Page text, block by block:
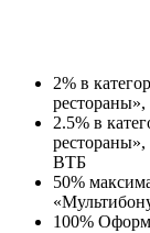
2% в
2.5% в
ВТБ
50%
100%